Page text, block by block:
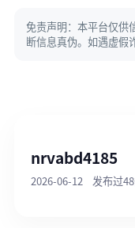
免责声明：本平台仅供
断信息真伪。如遇虚假
nrvabd4185
2026-06-12 发布过